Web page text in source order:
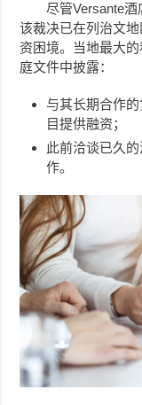
尽管Versante
该裁决已在列治文
资困境。当地最大
庭文件中披露：
与其长期合作
目提供融资；
此前洽谈已久
作。